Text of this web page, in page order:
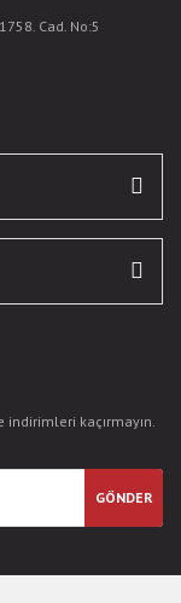
Cad. No:5
kaçırmayın.
GÖNDER